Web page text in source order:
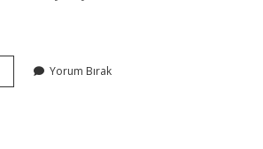
Yorum Bırak